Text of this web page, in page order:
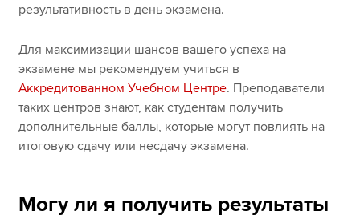
результативность в день экзамена.
Для максимизации шансов вашего успеха на
экзамене мы рекомендуем учиться в
Аккредитованном Учебном Центре. Преподаватели
таких центров знают, как студентам получить
дополнительные баллы, которые могут повлиять на
итоговую сдачу или несдачу экзамена.
Могу ли я получить результаты